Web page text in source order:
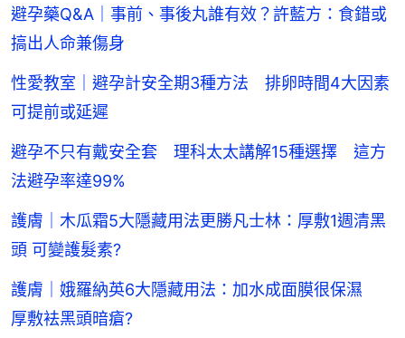
避孕藥Q&A｜事前、事後丸誰有效？許藍方：食錯或
搞出人命兼傷身
性愛教室｜避孕計安全期3種方法 排卵時間4大因素
可提前或延遲
避孕不只有戴安全套 理科太太講解15種選擇 這方
法避孕率達99%
護膚｜木瓜霜5大隱藏用法更勝凡士林：厚敷1週清黑
頭 可變護髮素?
護膚｜娥羅納英6大隱藏用法：加水成面膜很保濕
厚敷袪黑頭暗瘡?